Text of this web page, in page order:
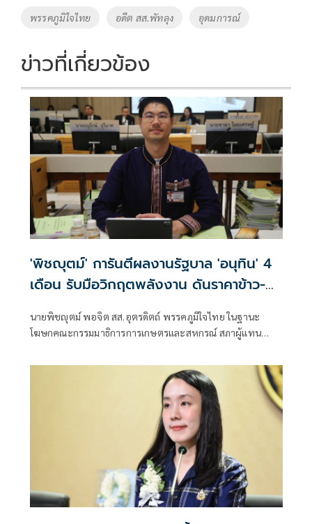
k
พรรคภูมิใจไทย อดีต สส.พัทลุง อุดมการณ์
ข่าวที่เกี่ยวข้อง
'พิชญุตม์' การันตีผลงานรัฐบาล 'อนุทิน' 4
เดือน รับมือวิกฤตพลังงาน ดันราคาข้าว-
ช่วยลดต้นทุน-ขยายตลาดโลก
นายพิชญุตม์ พอจิต สส.อุตรดิตถ์ พรรคภูมิใจไทย ในฐานะ
โฆษกคณะกรรมมาธิการการเกษตรและสหกรณ์ สภาผู้แทน
รัฐบาลภายใต้การนำของนายอนุทิน ชาญวีรกูล นายกรัฐมนตรี
เข้าบริหารประเทศ 4 เดือน สามารถรับมือกับวิกฤตพลังงาน
และสงครามตะวันออกกลางได้ดี ส่งผลให้ราคาสินค้าเกษตร